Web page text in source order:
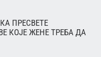
ПРЕСВЕТЕ
КОЈЕ ЖЕНЕ ТРЕБА ДА